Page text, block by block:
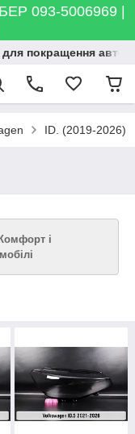
093-5006969 |
покращення
ID. (2019-2026)
і